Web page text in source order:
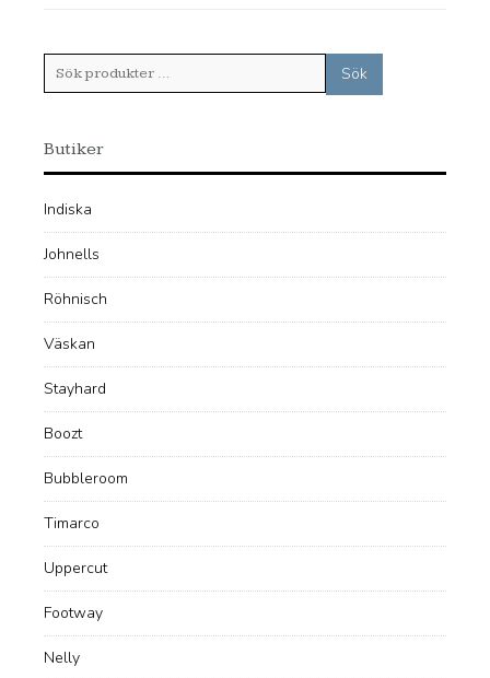
Sök
efter:
Sök
Butiker
Indiska
Johnells
Röhnisch
Väskan
Stayhard
Boozt
Bubbleroom
Timarco
Uppercut
Footway
Nelly